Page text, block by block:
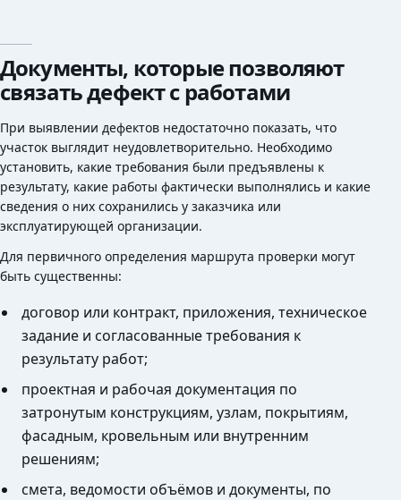
Документы, которые позволяют
связать дефект с работами
При выявлении дефектов недостаточно показать, что
участок выглядит неудовлетворительно. Необходимо
установить, какие требования были предъявлены к
результату, какие работы фактически выполнялись и какие
сведения о них сохранились у заказчика или
эксплуатирующей организации.
Для первичного определения маршрута проверки могут
быть существенны:
договор или контракт, приложения, техническое
задание и согласованные требования к
результату работ;
проектная и рабочая документация по
затронутым конструкциям, узлам, покрытиям,
фасадным, кровельным или внутренним
решениям;
смета, ведомости объёмов и документы, по